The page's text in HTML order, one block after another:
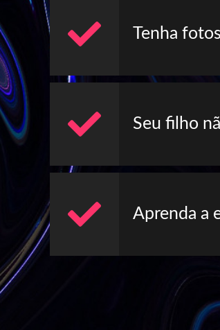
Tenha
Seu filho
Aprenda a